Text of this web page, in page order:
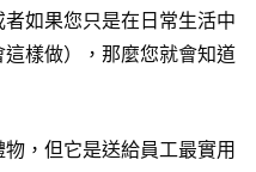
如果您只是在日常生活中
樣做），那麼您就會知道
，但它是送給員工最實用